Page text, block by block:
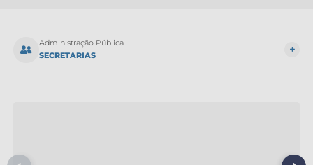
Administração Pública
SECRETARIAS